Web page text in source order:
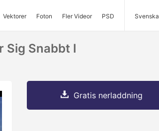
Vektorer Foton Fler Videor PSD Svenska
Sig Snabbt I
Gratis nerladdning